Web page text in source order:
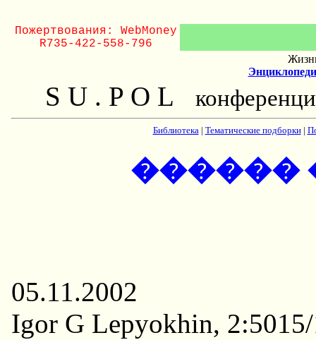
Пожертвования: WebMoney
R735-422-558-796
S U . P O L
Библиотека| Тематические подборки|
������
05.11.2002
Igor G Lepyokhin,